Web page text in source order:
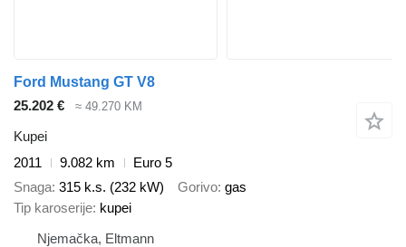
Ford Mustang GT V8
25.202 €
≈ 49.270 KM
Kupei
2011
9.082 km
Euro 5
Snaga 315 k.s. (232 kW) Gorivo gas
Tip karoserije kupei
Njemačka, Eltmann